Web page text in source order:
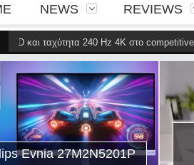
NEWS REVIEWS
ταχύτητα 240 Hz 4K στο competitive gaming
Evnia 27M2N5201P